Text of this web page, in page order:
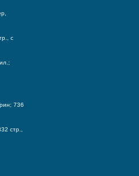
с
736
стр.,